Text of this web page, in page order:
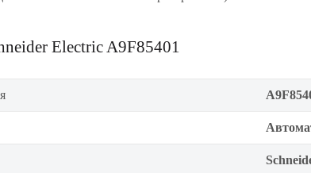
Electric A9F85401